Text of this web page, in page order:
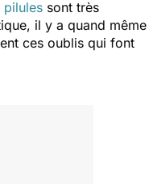
pilules sont très
il y a quand même
ces oublis qui font